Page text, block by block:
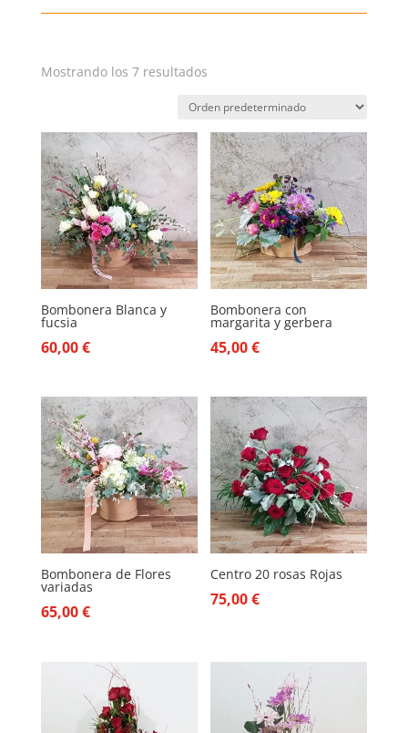
Mostrando los 7 resultados
Bombonera Blanca y
fucsia
60,00€
Bombonera con
margarita y gerbera
45,00€
Bombonera de Flores
variadas
65,00€
Centro 20 rosas Rojas
75,00€